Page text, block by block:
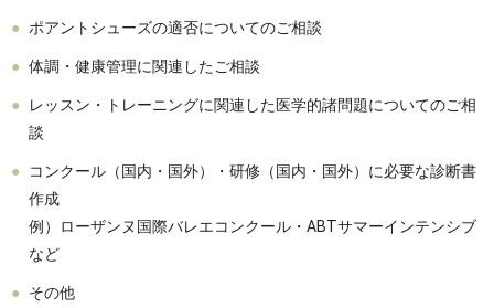
ポアントシューズの適否についてのご相談
体調・健康管理に関連したご相談
レッスン・トレーニングに関連した医学的諸問題についてのご相
談
コンクール（国内・国外）・研修（国内・国外）に必要な診断書
作成
例）ローザンヌ国際バレエコンクール・ABTサマーインテンシブ
など
その他